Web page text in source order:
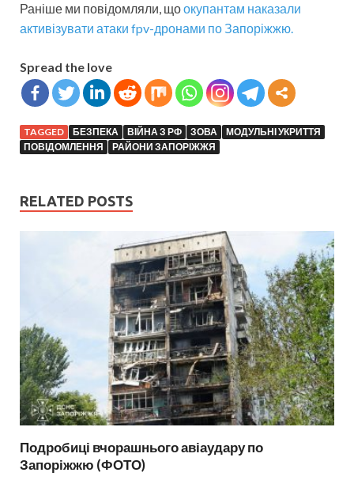
Раніше ми повідомляли, щоокупантам наказали
активізувати атаки fpv-дронами по Запоріжжю.
Spread the love
TAGGED БЕЗПЕКА ВІЙНА З РФ ЗОВА
МОДУЛЬНІ УКРИТТЯ
ПОВІДОМЛЕННЯ
РАЙОНИ ЗАПОРІЖЖЯ
RELATED POSTS
Подробиці вчорашнього авіаудару по
Запоріжжю (ФОТО)